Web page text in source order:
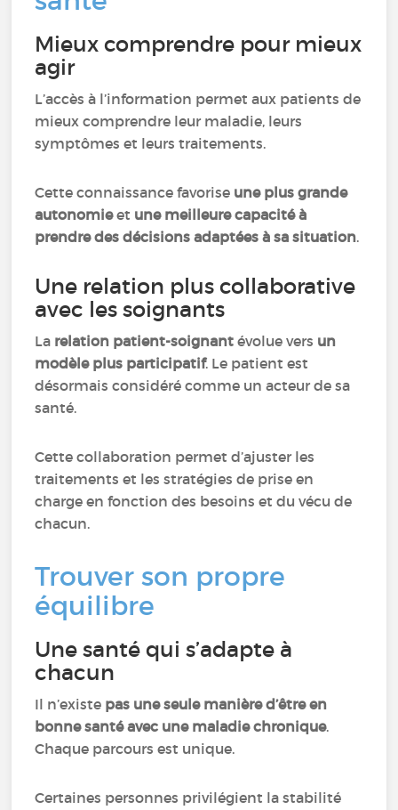
Mieux comprendre pour mieux
agir
L’accès à l’information permet aux patients de
mieux comprendre leur maladie, leurs
symptômes et leurs traitements.
Cette connaissance favorise une plus grande
autonomieet une meilleure capacité à
prendre des décisions adaptées à sa situation.
Une relation plus collaborative
avec les soignants
La relation patient-soignant évolue vers un
modèle plus participatif. Le patient est
désormais considéré comme un acteur de sa
santé.
Cette collaboration permet d’ajuster les
traitements et les stratégies de prise en
charge en fonction des besoins et du vécu de
chacun.
Trouver son propre
équilibre
Une santé qui s’adapte à
chacun
Il n’existe pas une seule manière d’être en
bonne santé avec une maladie chronique.
Chaque parcours est unique.
Certaines personnes privilégient la stabilité